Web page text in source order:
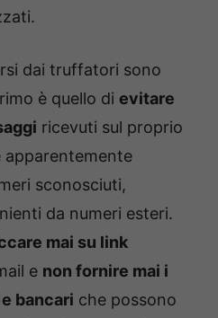
dai truffatori sono
è quello di evitare
ricevuti sul proprio
apparentemente
sconosciuti,
da numeri esteri.
mai su link
e non fornire mai i
bancari che possono